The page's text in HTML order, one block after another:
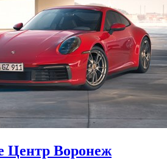
Центр Воронеж